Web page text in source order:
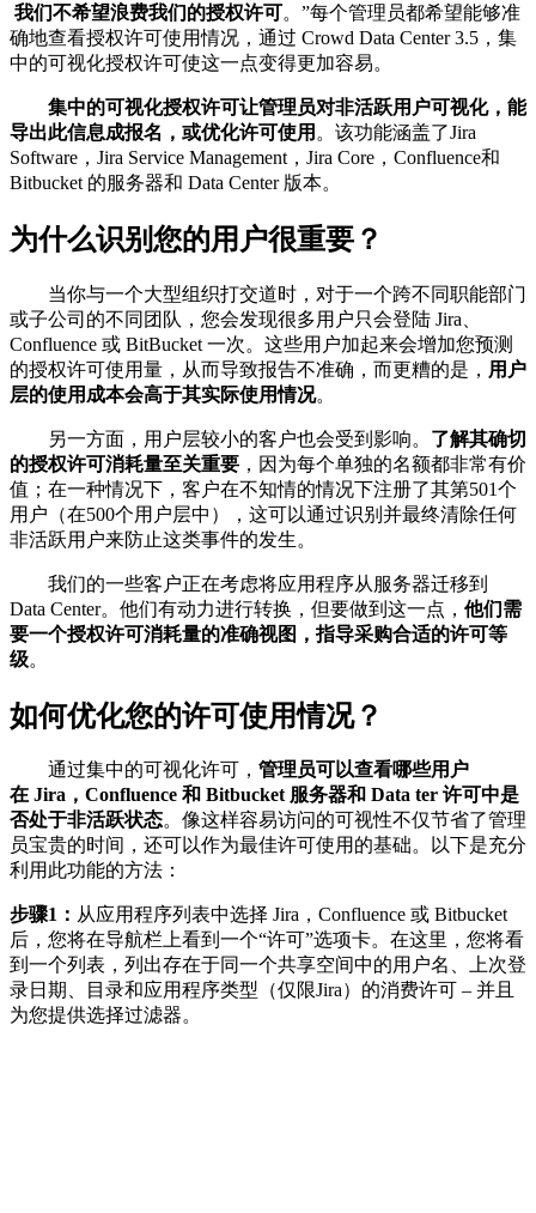
我们不希望浪费我们的授权许可。”每个管理员都希望能够准
确地查看授权许可使用情况，通过 Crowd Data Center 3.5，集
中的可视化授权许可使这一点变得更加容易。
集中的可视化授权许可让管理员对非活跃用户可视化，能
导出此信息成报名，或优化许可使用 。该功能涵盖了Jira
Software，Jira Service Management，Jira Core，Confluence和
Bitbucket 的服务器和 Data Center 版本。
为什么识别您的用户很重要？
当你与一个大型组织打交道时，对于一个跨不同职能部门
或子公司的不同团队，您会发现很多用户只会登陆 Jira、
Confluence 或 BitBucket 一次。这些用户加起来会增加您预测
的授权许可使用量，从而导致报告不准确，而更糟的是， 用户
层的使用成本会高于其实际使用情况。
另一方面，用户层较小的客户也会受到影响。 了解其确切
的授权许可消耗量至关重要 ，因为每个单独的名额都非常有价
值；在一种情况下，客户在不知情的情况下注册了其第501个
用户（在500个用户层中），这可以通过识别并最终清除任何
非活跃用户来防止这类事件的发生。
我们的一些客户正在考虑将应用程序从服务器迁移到
Data Center。他们有动力进行转换，但要做到这一点， 他们需
要一个授权许可消耗量的准确视图，指导采购合适的许可等
级。
如何优化您的许可使用情况？
通过集中的可视化许可， 管理员可以查看哪些用户
在 Jira，Confluence 和 Bitbucket 服务器和 Data ter 许可中是
否处于非活跃状态。像这样容易访问的可视性不仅节省了管理
员宝贵的时间，还可以作为最佳许可使用的基础。以下是充分
利用此功能的方法：
步骤1： 从应用程序列表中选择 Jira，Confluence 或 Bitbucket
后，您将在导航栏上看到一个“许可”选项卡。在这里，您将看
到一个列表，列出存在于同一个共享空间中的用户名、上次登
录日期、目录和应用程序类型（仅限Jira）的消费许可 – 并且
为您提供选择过滤器。